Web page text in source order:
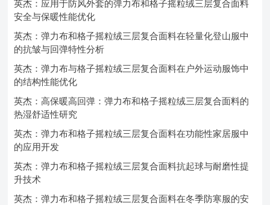
英杰：应用于防风外套的弹力布和格子摇粒绒三层复合面料
安全与保暖性能优化
英杰：弹力布和格子摇粒绒三层复合面料在轻量化登山服中
的抗皱与回弹特性分析
英杰：弹力布与格子摇粒绒三层复合面料在户外运动服饰中
的结构性能优化
英杰：高保暖高回弹：弹力布和格子摇粒绒三层复合面料的
热湿舒适性研究
英杰：弹力布和格子摇粒绒三层复合面料在功能性家居服中
的应用开发
英杰：弹力布和格子摇粒绒三层复合面料抗起球与耐磨性提
升技术
英杰：弹力布和格子摇粒绒三层复合面料在冬季防寒服的安